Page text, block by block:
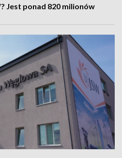
Jest ponad 820 milionów